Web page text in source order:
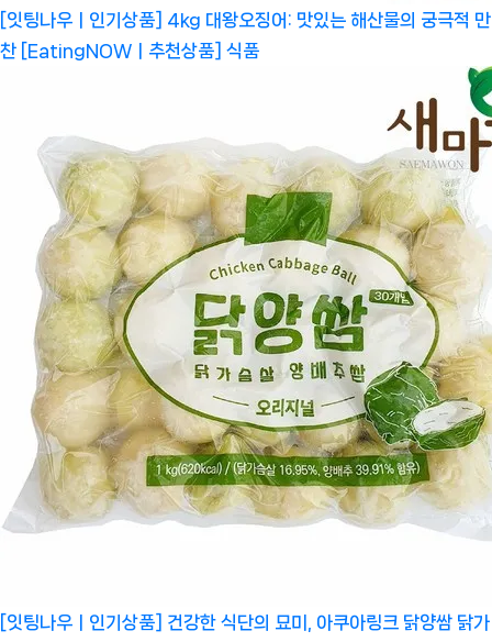
[잇팅나우ㅣ인기상품] 4kg 대왕오징어: 맛있는 해산물의 궁극적 만
찬 [EatingNOWㅣ추천상품]
식품
[잇팅나우ㅣ인기상품] 건강한 식단의 묘미, 아쿠아링크 닭양쌈 닭가